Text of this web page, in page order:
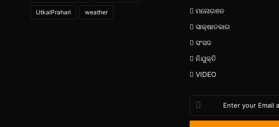
UtkalPrahari weather ମନୋରଞନ
ସାକ୍ଷାତକାର
ସଂସଦ
ନିଯୁକ୍ତି
VIDEO
Enter
your
Email